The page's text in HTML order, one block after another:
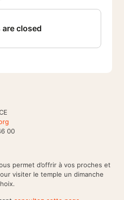
00
permet d’offrir à vos proches et
visiter le temple un dimanche